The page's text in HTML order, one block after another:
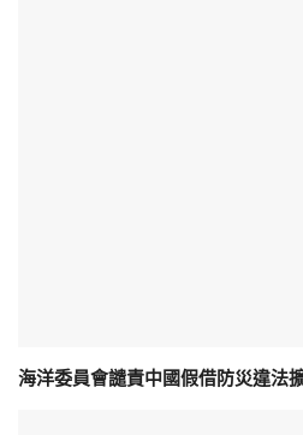
海洋委員會譴責中國假借防災違法